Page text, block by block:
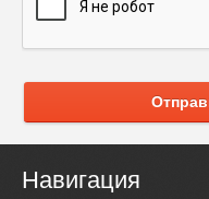
Навигация